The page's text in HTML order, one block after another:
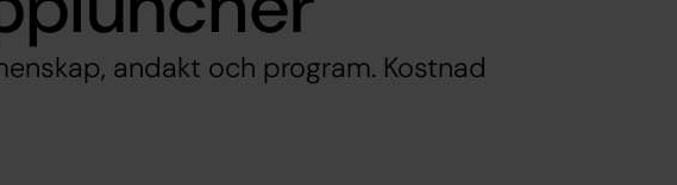
andakt och program. Kostnad